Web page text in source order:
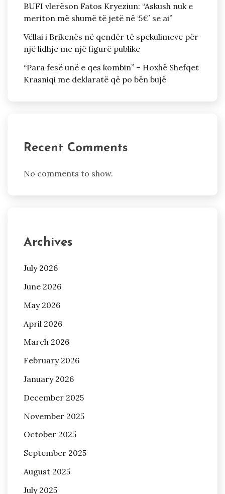
BUFI vlerëson Fatos Kryeziun: “Askush nuk e
meriton më shumë të jetë në ‘5€’ se ai”
Vëllai i Brikenës në qendër të spekulimeve për
një lidhje me një figurë publike
“Para fesë unë e qes kombin” – Hoxhë Shefqet
Krasniqi me deklaratë që po bën bujë
Recent Comments
No comments to show.
Archives
July 2026
June 2026
May 2026
April 2026
March 2026
February 2026
January 2026
December 2025
November 2025
October 2025
September 2025
August 2025
July 2025